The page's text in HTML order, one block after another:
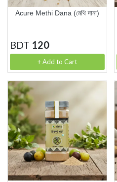
Acure Methi Dana (মেথি দানা)
BDT 120
+ Add to Cart